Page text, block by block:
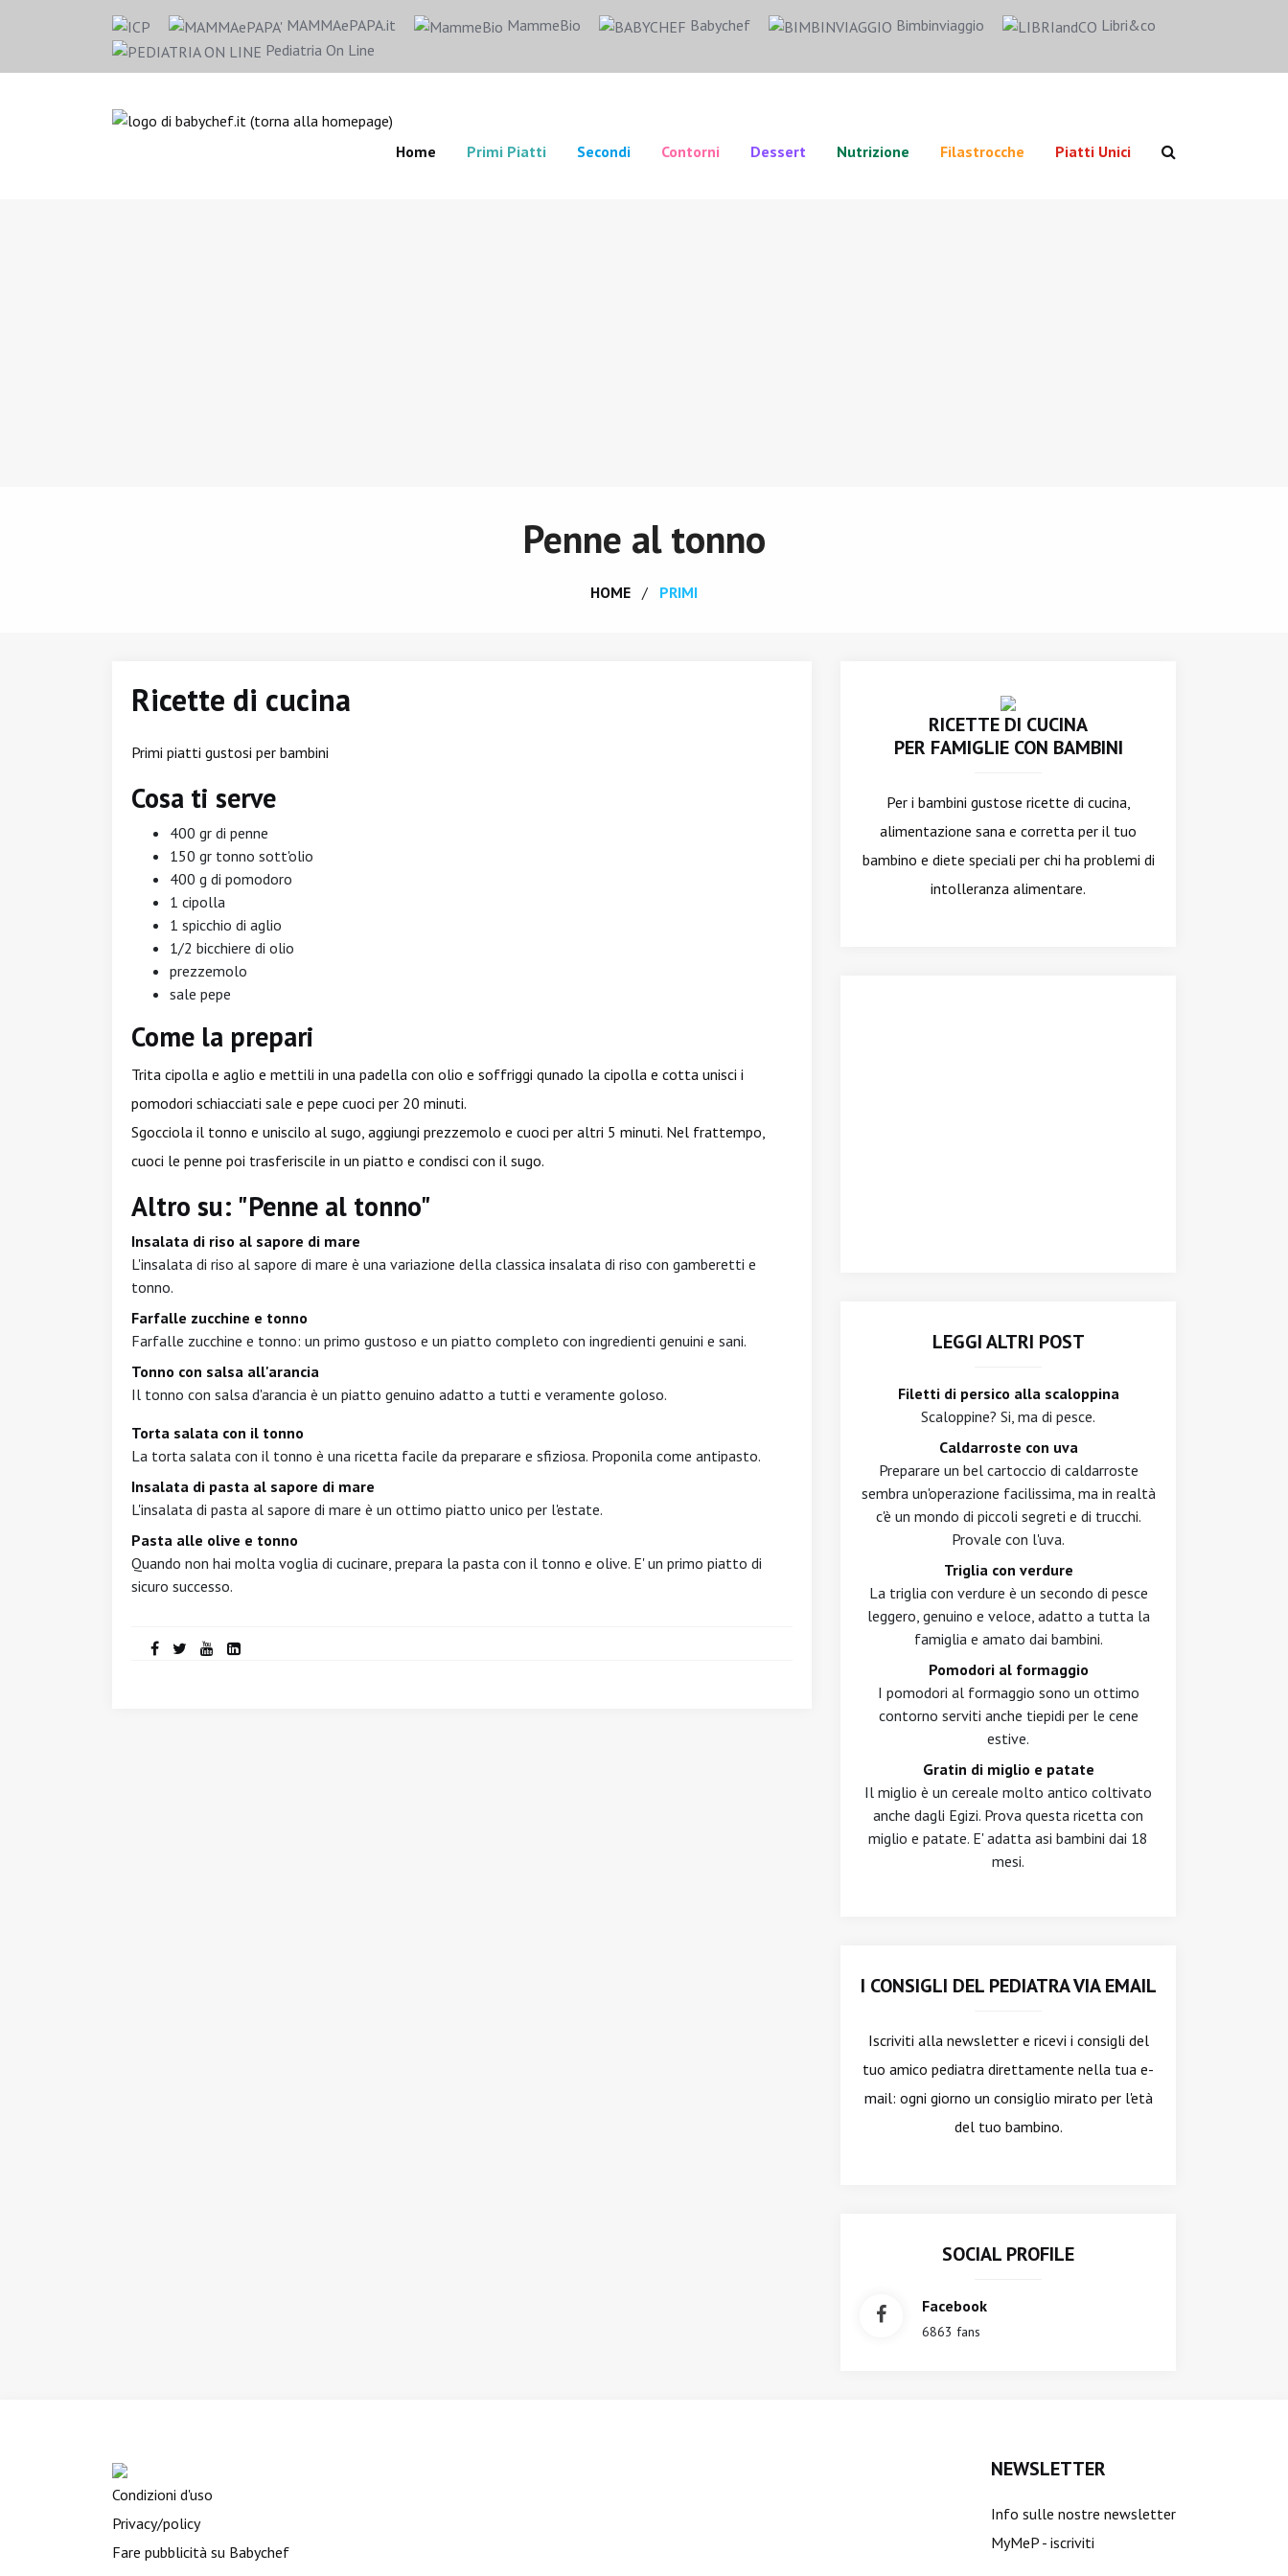
MAMMAePAPA.it MammeBio Babychef Bimbinviaggio
Libri&co
Pediatria On Line
Home Primi Piatti Secondi Contorni Dessert Nutrizione Filastrocche Piatti Unici
Penne al tonno
HOME PRIMI
Ricette di cucina
Primi piatti gustosi per bambini
Cosa ti serve
400 gr di penne
150 gr tonno sott'olio
400 g di pomodoro
1 cipolla
1 spicchio di aglio
1/2 bicchiere di olio
prezzemolo
sale pepe
Come la prepari
Trita cipolla e aglio e mettili in una padella con olio e soffriggi qunado la cipolla e cotta unisci i
pomodori schiacciati sale e pepe cuoci per 20 minuti.
Sgocciola il tonno e uniscilo al sugo, aggiungi prezzemolo e cuoci per altri 5 minuti. Nel frattempo,
cuoci le penne poi trasferiscile in un piatto e condisci con il sugo.
Altro su: "Penne al tonno"
Insalata di riso al sapore di mare
L'insalata di riso al sapore di mare è una variazione della classica insalata di riso con gamberetti e
tonno.
Farfalle zucchine e tonno
Farfalle zucchine e tonno: un primo gustoso e un piatto completo con ingredienti genuini e sani.
Tonno con salsa all'arancia
Il tonno con salsa d'arancia è un piatto genuino adatto a tutti e veramente goloso.
Torta salata con il tonno
La torta salata con il tonno è una ricetta facile da preparare e sfiziosa. Proponila come antipasto.
Insalata di pasta al sapore di mare
L'insalata di pasta al sapore di mare è un ottimo piatto unico per l'estate.
Pasta alle olive e tonno
Quando non hai molta voglia di cucinare, prepara la pasta con il tonno e olive. E' un primo piatto di
sicuro successo.
RICETTE DI CUCINA
PER FAMIGLIE CON BAMBINI
Per i bambini gustose ricette di cucina,
alimentazione sana e corretta per il tuo
bambino e diete speciali per chi ha problemi di
intolleranza alimentare.
LEGGI ALTRI POST
Filetti di persico alla scaloppina
Scaloppine? Si, ma di pesce.
Caldarroste con uva
Preparare un bel cartoccio di caldarroste
sembra un'operazione facilissima, ma in realtà
c'è un mondo di piccoli segreti e di trucchi.
Provale con l'uva.
Triglia con verdure
La triglia con verdure è un secondo di pesce
leggero, genuino e veloce, adatto a tutta la
famiglia e amato dai bambini.
Pomodori al formaggio
I pomodori al formaggio sono un ottimo
contorno serviti anche tiepidi per le cene
estive.
Gratin di miglio e patate
Il miglio è un cereale molto antico coltivato
anche dagli Egizi. Prova questa ricetta con
miglio e patate. E' adatta asi bambini dai 18
mesi.
I CONSIGLI DEL PEDIATRA VIA EMAIL
Iscriviti alla newslettere ricevi i consigli del
tuo amico pediatra direttamente nella tua e-
mail: ogni giorno un consiglio mirato per l'età
del tuo bambino.
SOCIAL PROFILE
Facebook
6863 fans
Condizioni d'uso
Privacy/policy
Fare pubblicità su Babychef
NEWSLETTER
Info sulle nostre newsletter
MyMeP - iscriviti